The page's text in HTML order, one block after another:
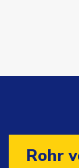
Rohr